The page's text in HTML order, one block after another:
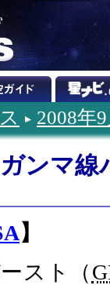
2008年
ンマ
】
スト（